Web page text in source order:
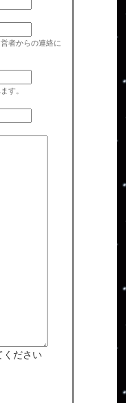
者からの連絡に
す。
ください